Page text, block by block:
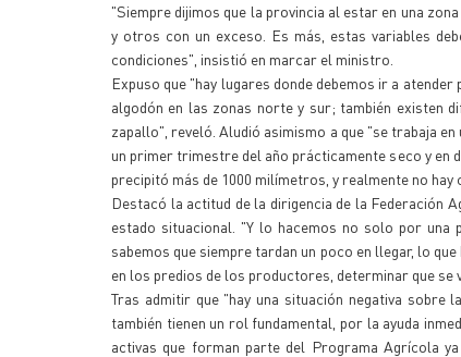
"Siempre dijimos que la provincia al estar en una
y otros con un exceso. Es más, estas variables
condiciones", insistió en marcar el ministro.
Expuso que "hay lugares donde debemos ir a
algodón en las zonas norte y sur; también existen
zapallo", reveló. Aludió asimismo a que "se trabaja
un primer trimestre del año prácticamente seco y en
precipitó más de 1000 milímetros, y realmente no
Destacó la actitud de la dirigencia de la Federación
estado situacional. "Y lo hacemos no solo por
sabemos que siempre tardan un poco en llegar, lo
en los predios de los productores, determinar que se
Tras admitir que "hay una situación negativa
también tienen un rol fundamental, por la ayuda
activas que forman parte del Programa Agrícola